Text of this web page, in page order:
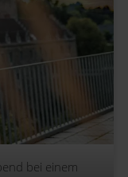
bei einem